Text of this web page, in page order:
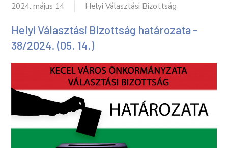
2024. május 14 Helyi Választási Bizottság
Helyi Választási Bizottság határozata -
38/2024. (05. 14.)